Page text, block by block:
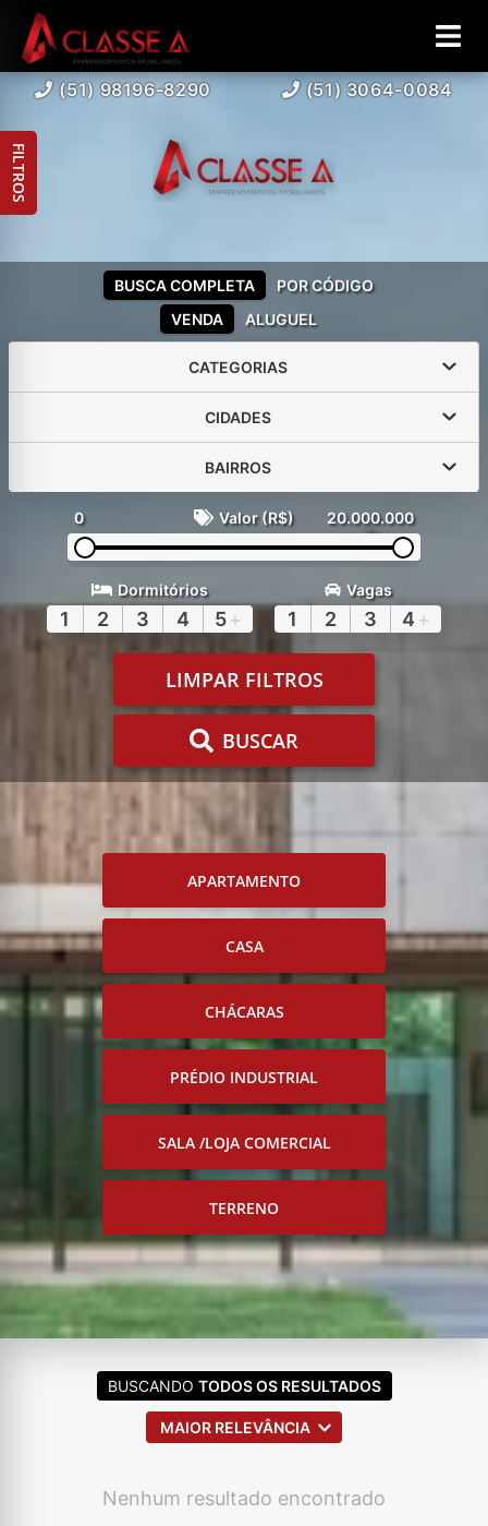
(51) 98196-8290 (51) 3064-0084
VENDA ALUGUEL
BUSCA COMPLETA POR CÓDIGO
CATEGORIAS
CIDADES
BAIRROS
0 Valor (R$) 20.000.000
Dormitórios
1 2 3 4 5+
Vagas
1 2 3 4 +
LIMPAR FILTROS
BUSCAR
APARTAMENTO
CASA
CHÁCARAS
PRÉDIO INDUSTRIAL
SALA /LOJA COMERCIAL
TERRENO
FILTROS
BUSCANDO TODOS OS RESULTADOS
MAIOR RELEVÂNCIA
Nenhum resultado encontrado